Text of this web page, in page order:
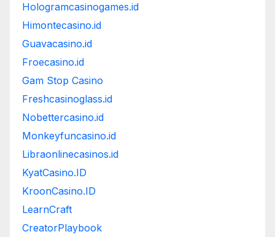
Hologramcasinogames.id
Himontecasino.id
Guavacasino.id
Froecasino.id
Gam Stop Casino
Freshcasinoglass.id
Nobettercasino.id
Monkeyfuncasino.id
Libraonlinecasinos.id
KyatCasino.ID
KroonCasino.ID
LearnCraft
CreatorPlaybook